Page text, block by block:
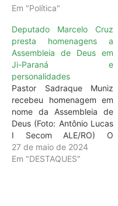
Em "Política"
Deputado Marcelo Cruz
presta homenagens a
Assembleia de Deus em
Ji-Paraná e
personalidades
Pastor Sadraque Muniz
recebeu homenagem em
nome da Assembleia de
Deus (Foto: Antônio Lucas
I Secom ALE/RO) O
reconhecimento a história
de instituições e
27 de maio de 2024
Em "DESTAQUES"